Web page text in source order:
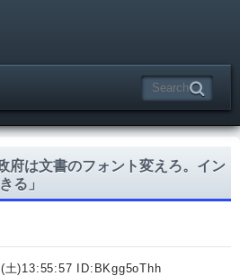
府は文書のフォント変えろ。イン
る」
土)13:55:57 ID: BKgg5oThh